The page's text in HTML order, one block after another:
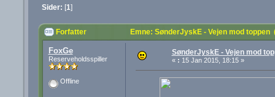
Sider: [1]
Forfatter Emne: SønderJyskE - Vejen mod
FoxGe
Reserveholdsspiller
Offline
SønderJyskE - Vejen mod
« : 15 Jan 2015, 18:15 »